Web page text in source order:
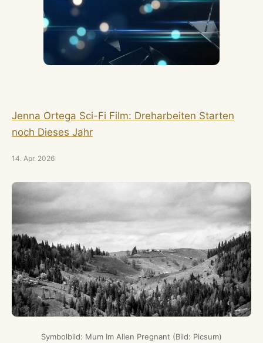
Jenna Ortega Sci-Fi Film: Dreharbeiten Starten
noch Dieses Jahr
14. Apr. 2026
Symbolbild: Mum Im Alien Pregnant (Bild: Picsum)